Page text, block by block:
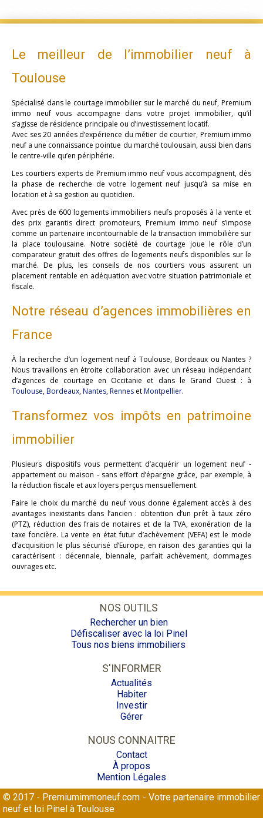
Le meilleur de l’immobilier neuf à
Toulouse
Spécialisé dans le courtage immobilier sur le marché du neuf, Premium
immo neuf vous accompagne dans votre projet immobilier, qu’il
s’agisse de résidence principale ou d’investissement locatif.
Avec ses 20 années d’expérience du métier de courtier, Premium immo
neuf a une connaissance pointue du marché toulousain, aussi bien dans
le centre-ville qu’en périphérie.
Les courtiers experts de Premium immo neuf vous accompagnent, dès
la phase de recherche de votre logement neuf jusqu’à sa mise en
location et à sa gestion au quotidien.
Avec près de 600 logements immobiliers neufs proposés à la vente et
des prix garantis direct promoteurs, Premium immo neuf s’impose
comme un partenaire incontournable de la transaction immobilière sur
la place toulousaine. Notre société de courtage joue le rôle d’un
comparateur gratuit des offres de logements neufs disponibles sur le
marché. De plus, les conseils de nos courtiers vous assurent un
placement rentable en adéquation avec votre situation patrimoniale et
fiscale.
Notre réseau d’agences immobilières en
France
À la recherche d’un logement neuf à Toulouse, Bordeaux ou Nantes ?
Nous travaillons en étroite collaboration avec un réseau indépendant
d’agences de courtage en Occitanie et dans le Grand Ouest : à
Toulouse,Bordeaux,Nantes,Rennes etMontpellier.
Transformez vos impôts en patrimoine
immobilier
Plusieurs dispositifs vous permettent d’acquérir un logement neuf -
appartement ou maison - sans effort d’épargne grâce, par exemple, à
la réduction fiscale et aux loyers perçus mensuellement.
Faire le choix du marché du neuf vous donne également accès à des
avantages inexistants dans l’ancien : obtention d’un prêt à taux zéro
(PTZ), réduction des frais de notaires et de la TVA, exonération de la
taxe foncière. La vente en état futur d’achèvement (VEFA) est le mode
d’acquisition le plus sécurisé d’Europe, en raison des garanties qui la
caractérisent : décennale, biennale, parfait achèvement, dommages
ouvrages etc.
NOS OUTILS
Rechercher un bien
Défiscaliser avec la loi Pinel
Tous nos biens immobiliers
S'INFORMER
Actualités
Habiter
Investir
Gérer
NOUS CONNAITRE
Contact
À propos
Mention Légales
© 2017 - Premiumimmoneuf.com - Votre partenaire immobilier
neuf et loi Pinel à Toulouse